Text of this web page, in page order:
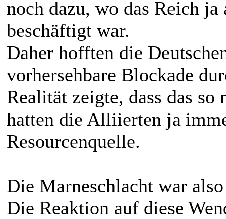
noch dazu, wo das Reich
beschäftigt war.
Daher hofften die
vorhersehbare Blockade
Realität zeigte, dass das
hatten die Alliierten ja
Resourcenquelle.
Die Marneschlacht war
Die Reaktion auf diese